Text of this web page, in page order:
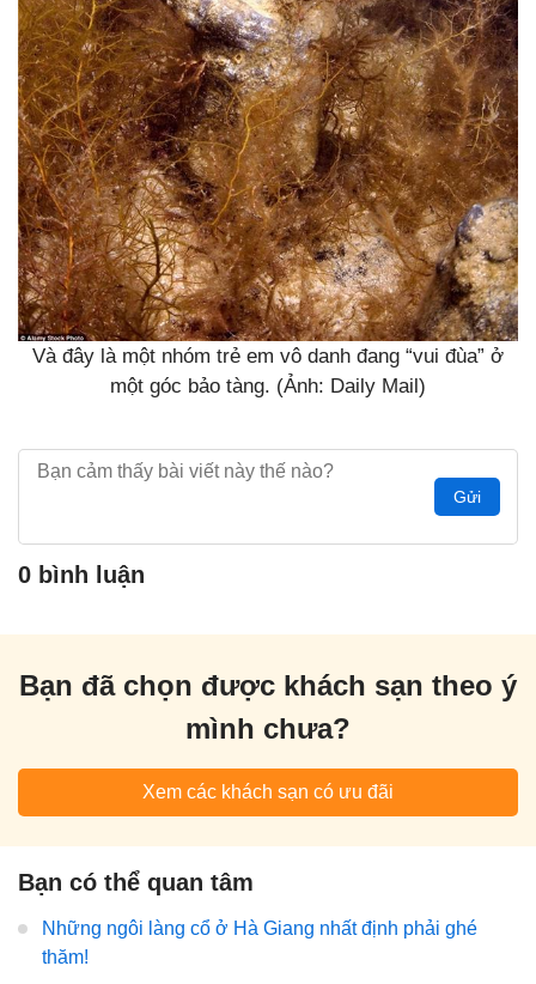
Và đây là một nhóm trẻ em vô danh đang “vui đùa” ở
một góc bảo tàng. (Ảnh: Daily Mail)
Gửi
0 bình luận
Bạn đã chọn được khách sạn theo ý
mình chưa?
Xem các khách sạn có ưu đãi
Bạn có thể quan tâm
Những ngôi làng cổ ở Hà Giang nhất định phải ghé
thăm!